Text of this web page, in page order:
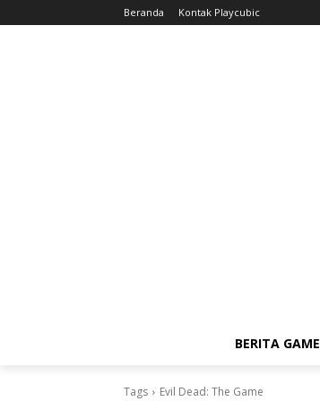
Beranda Kontak Playcubic
BERITA GAME
Tags Evil Dead: The Game